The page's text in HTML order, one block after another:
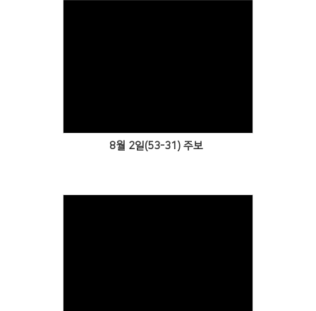
8월 2일(53-31) 주보